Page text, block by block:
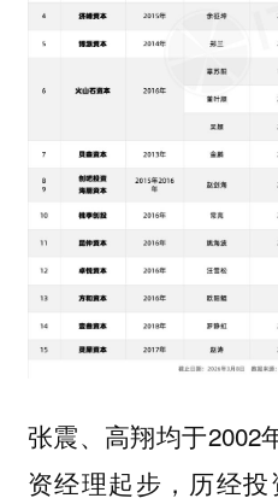
张震、高翔均于2002
资经理起步，历经